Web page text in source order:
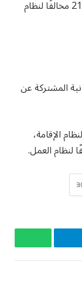
الإقامة، و3929 مخالفًا لنظام أمن الحدود، و2147 مخالفًا لنظام
المشتركة عن
إلى 11987 مخالفًا لنظام الإقامة،
تيلقرام واتساب